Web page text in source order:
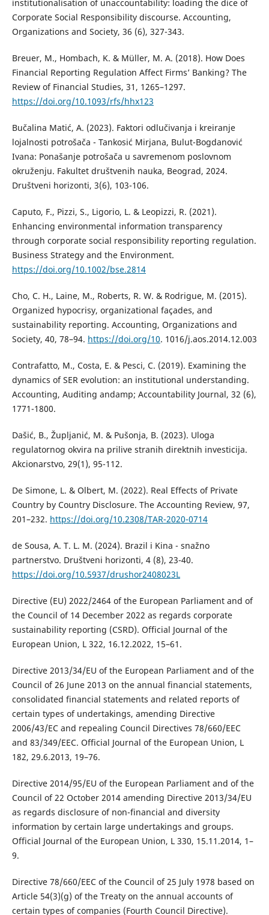
institutionalisation of unaccountability: loading the dice of
Corporate Social Responsibility discourse. Accounting,
Organizations and Society, 36 (6), 327-343.
Breuer, M., Hombach, K. & Müller, M. A. (2018). How Does
Financial Reporting Regulation Affect Firms’ Banking? The
Review of Financial Studies, 31, 1265–1297.
https://doi.org/10.1093/rfs/hhx123
Bučalina Matić, A. (2023). Faktori odlučivanja i kreiranje
lojalnosti potrošača - Tankosić Mirjana, Bulut-Bogdanović
Ivana: Ponašanje potrošača u savremenom poslovnom
okruženju. Fakultet društvenih nauka, Beograd, 2024.
Društveni horizonti, 3(6), 103-106.
Caputo, F., Pizzi, S., Ligorio, L. & Leopizzi, R. (2021).
Enhancing environmental information transparency
through corporate social responsibility reporting regulation.
Business Strategy and the Environment.
https://doi.org/10.1002/bse.2814
Cho, C. H., Laine, M., Roberts, R. W. & Rodrigue, M. (2015).
Organized hypocrisy, organizational façades, and
sustainability reporting. Accounting, Organizations and
Society, 40, 78–94. https://doi.org/10. 1016/j.aos.2014.12.003
Contrafatto, M., Costa, E. & Pesci, C. (2019). Examining the
dynamics of SER evolution: an institutional understanding.
Accounting, Auditing andamp; Accountability Journal, 32 (6),
1771-1800.
Dašić, B., Župljanić, M. & Pušonja, B. (2023). Uloga
regulatornog okvira na prilive stranih direktnih investicija.
Akcionarstvo, 29(1), 95-112.
De Simone, L. & Olbert, M. (2022). Real Effects of Private
Country by Country Disclosure. The Accounting Review, 97,
201–232. https://doi.org/10.2308/TAR-2020-0714
de Sousa, A. T. L. M. (2024). Brazil i Kina - snažno
partnerstvo. Društveni horizonti, 4 (8), 23-40.
https://doi.org/10.5937/drushor2408023L
Directive (EU) 2022/2464 of the European Parliament and of
the Council of 14 December 2022 as regards corporate
sustainability reporting (CSRD). Official Journal of the
European Union, L 322, 16.12.2022, 15–61.
Directive 2013/34/EU of the European Parliament and of the
Council of 26 June 2013 on the annual financial statements,
consolidated financial statements and related reports of
certain types of undertakings, amending Directive
2006/43/EC and repealing Council Directives 78/660/EEC
and 83/349/EEC. Official Journal of the European Union, L
182, 29.6.2013, 19–76.
Directive 2014/95/EU of the European Parliament and of the
Council of 22 October 2014 amending Directive 2013/34/EU
as regards disclosure of non-financial and diversity
information by certain large undertakings and groups.
Official Journal of the European Union, L 330, 15.11.2014, 1–
9.
Directive 78/660/EEC of the Council of 25 July 1978 based on
Article 54(3)(g) of the Treaty on the annual accounts of
certain types of companies (Fourth Council Directive).